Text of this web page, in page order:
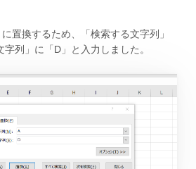
置換するため、「検索する文字列」
列」に「D」と入力しました。